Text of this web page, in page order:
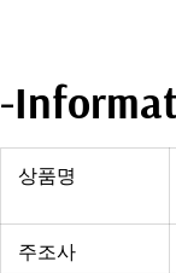
-
상품명
주조사